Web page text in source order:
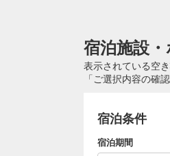
宿泊施設
表示されている空
「ご選択内容の確
宿泊条件
宿泊期間